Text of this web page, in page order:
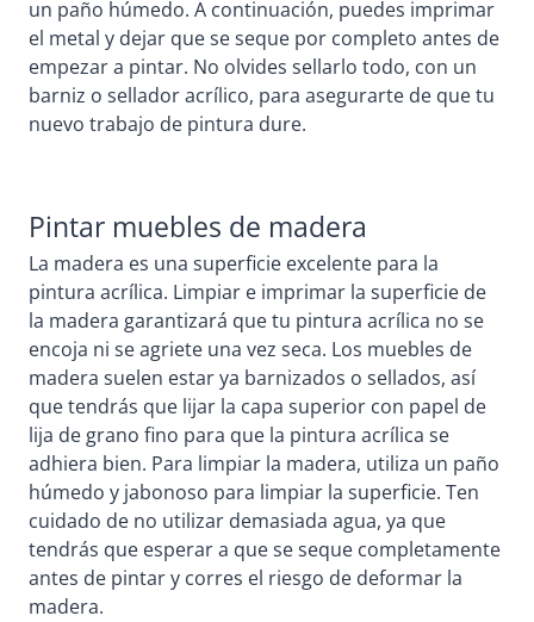
un paño húmedo. A continuación, puedes imprimar
el metal y dejar que se seque por completo antes de
empezar a pintar. No olvides sellarlo todo, con un
barniz o sellador acrílico, para asegurarte de que tu
nuevo trabajo de pintura dure.
Pintar muebles de madera
La madera es una superficie excelente para la
pintura acrílica. Limpiar e imprimar la superficie de
la madera garantizará que tu pintura acrílica no se
encoja ni se agriete una vez seca. Los muebles de
madera suelen estar ya barnizados o sellados, así
que tendrás que lijar la capa superior con papel de
lija de grano fino para que la pintura acrílica se
adhiera bien. Para limpiar la madera, utiliza un paño
húmedo y jabonoso para limpiar la superficie. Ten
cuidado de no utilizar demasiada agua, ya que
tendrás que esperar a que se seque completamente
antes de pintar y corres el riesgo de deformar la
madera.